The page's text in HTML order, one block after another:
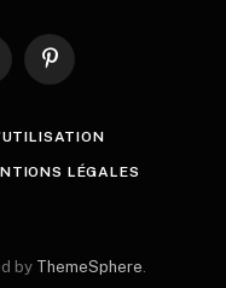
Pinterest
LÉGALES
by ThemeSphere.